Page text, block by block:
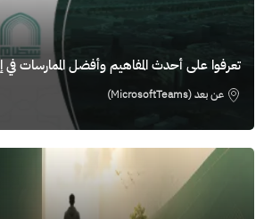
تعرفوا على أحدث المفاهيم وأفضل الممارسات في
عن بعد (MicrosoftTeams)
الصورة